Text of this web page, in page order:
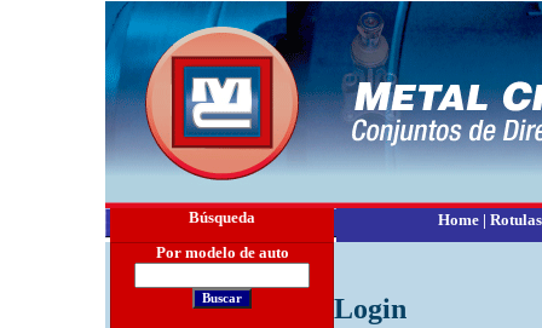
Búsqueda Home| Rotulas
Por modelo de auto
Login